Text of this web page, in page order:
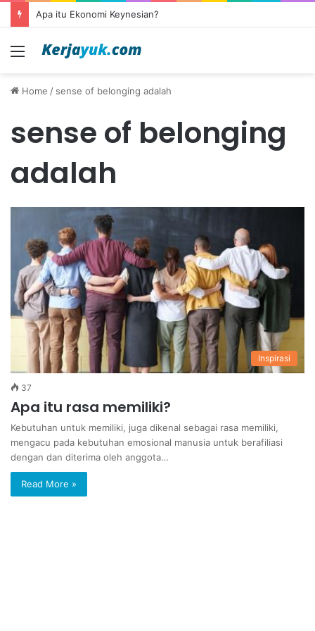
Apa itu Ekonomi Keynesian?
Menu
Home / sense of belonging adalah
sense of belonging
adalah
Inspirasi
37
Apa itu rasa memiliki?
Kebutuhan untuk memiliki, juga dikenal sebagai rasa memiliki,
mengacu pada kebutuhan emosional manusia untuk berafiliasi
dengan dan diterima oleh anggota…
Read More »